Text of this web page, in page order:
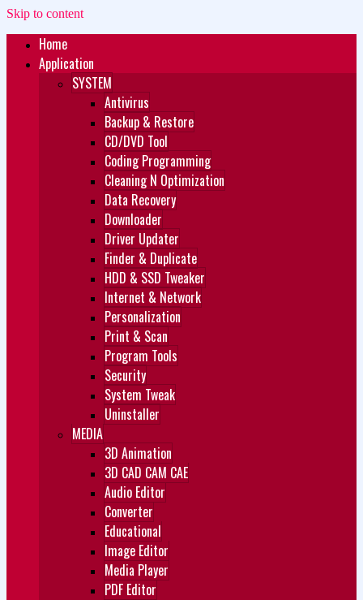
Skip to content
Zukét Printing
Free Download
Home
Application
SYSTEM
Antivirus
Backup & Restore
CD/DVD Tool
Coding Programming
Cleaning N Optimization
Data Recovery
Downloader
Driver Updater
Finder & Duplicate
HDD & SSD Tweaker
Internet & Network
Personalization
Print & Scan
Program Tools
Security
System Tweak
Uninstaller
MEDIA
3D Animation
3D CAD CAM CAE
Audio Editor
Converter
Educational
Image Editor
Media Player
PDF Editor